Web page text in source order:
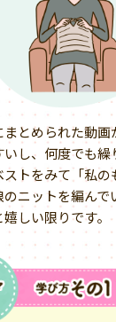
まとめられた動
し、何度でも繰
ストをみて「私
ニットを編んで
しい限りです。